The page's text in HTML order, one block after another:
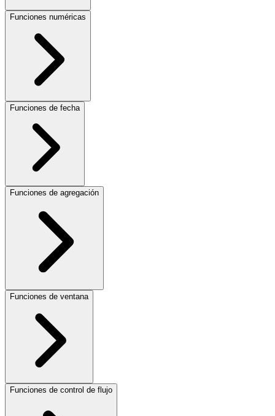
Funciones numéricas
Funciones de fecha
Funciones de agregación
Funciones de ventana
Funciones de control de flujo